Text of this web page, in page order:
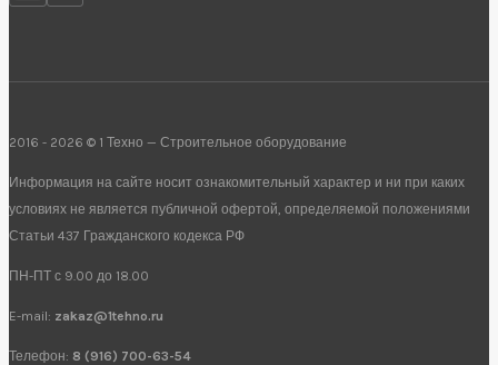
2016 - 2026 © 1 Техно — Строительное оборудование
Информация на сайте носит ознакомительный характер и ни при каких
условиях не является публичной офертой, определяемой положениями
Статьи 437 Гражданского кодекса РФ
ПН-ПТ с 9.00 до 18.00
E-mail: zakaz@1tehno.ru
Телефон: 8 (916) 700-63-54